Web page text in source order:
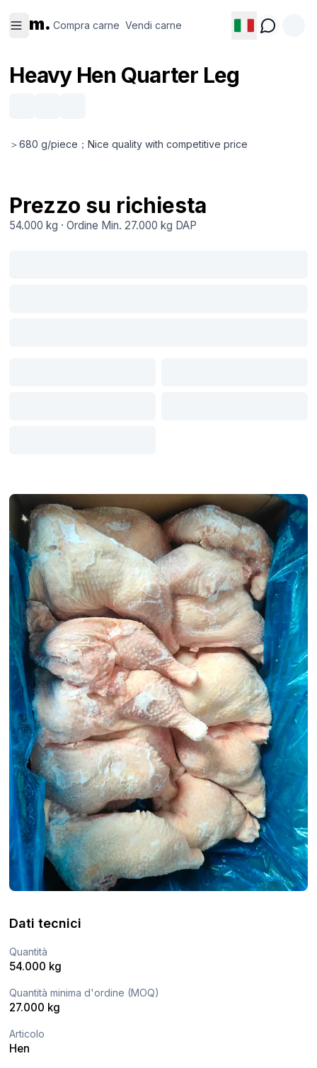
m. Compra carne Vendi carne
carne
carne
Heavy Hen Quarter Leg
＞680 g/piece；Nice quality with competitive price
Prezzo su richiesta
54.000 kg ·Ordine Min. 27.000 kg DAP
Dati tecnici
Quantità
54.000 kg
Quantità minima d'ordine (MOQ)
27.000 kg
Articolo
Hen